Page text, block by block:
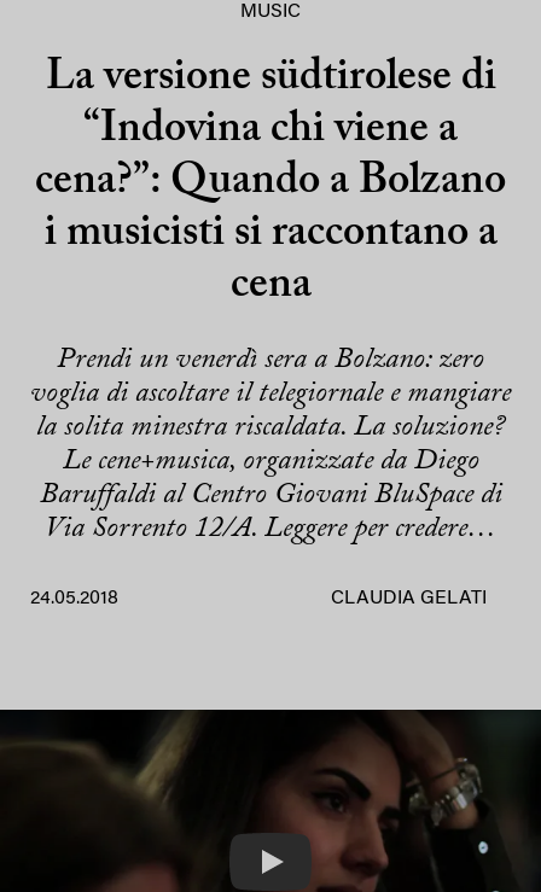
MUSIC
La versione südtirolese di
“Indovina chi viene a
cena?”: Quando a Bolzano
i musicisti si raccontano a
cena
Prendi un venerdì sera a Bolzano: zero
voglia di ascoltare il telegiornale e mangiare
la solita minestra riscaldata. La soluzione?
Le cene+musica, organizzate da Diego
Baruffaldi al Centro Giovani BluSpace di
Via Sorrento 12/A. Leggere per credere…
24.05.2018 CLAUDIA GELATI